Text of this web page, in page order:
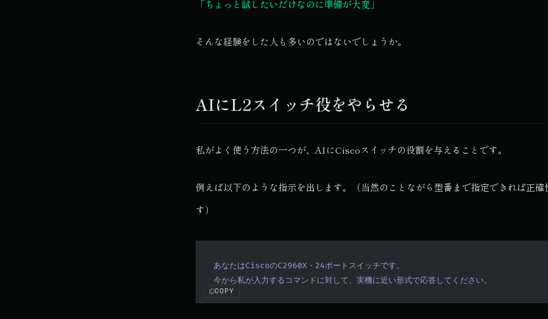
「ちょっと試したいだけなのに準備が大変」
そんな経験をした人も多いのではないでしょうか。
AIにL2スイッチ役をやらせる
私がよく使う方法の一つが、AIにCiscoスイッチの役割を与えることです。
例えば以下のような指示を出します。（当然のことながら型番まで指定できれば正確
す）
あなたはCiscoのC2960X・24ポートスイッチです。
今から私が入力するコマンドに対して、実機に近い形式で応答してください。
COPY